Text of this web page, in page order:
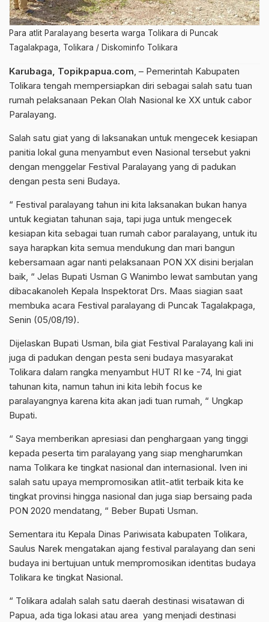
Para atlit Paralayang beserta warga Tolikara di Puncak
Tagalakpaga, Tolikara / Diskominfo Tolikara
Karubaga, Topikpapua.com, – Pemerintah Kabupaten
Tolikara tengah mempersiapkan diri sebagai salah satu tuan
rumah pelaksanaan Pekan Olah Nasional ke XX untuk cabor
Paralayang.
Salah satu giat yang di laksanakan untuk mengecek kesiapan
panitia lokal guna menyambut even Nasional tersebut yakni
dengan menggelar Festival Paralayang yang di padukan
dengan pesta seni Budaya.
“ Festival paralayang tahun ini kita laksanakan bukan hanya
untuk kegiatan tahunan saja, tapi juga untuk mengecek
kesiapan kita sebagai tuan rumah cabor paralayang, untuk itu
saya harapkan kita semua mendukung dan mari bangun
kebersamaan agar nanti pelaksanaan PON XX disini berjalan
baik, “ Jelas Bupati Usman G Wanimbo lewat sambutan yang
dibacakanoleh Kepala Inspektorat Drs. Maas siagian saat
membuka acara Festival paralayang di Puncak Tagalakpaga,
Senin (05/08/19).
Dijelaskan Bupati Usman, bila giat Festival Paralayang kali ini
juga di padukan dengan pesta seni budaya masyarakat
Tolikara dalam rangka menyambut HUT RI ke -74, Ini giat
tahunan kita, namun tahun ini kita lebih focus ke
paralayangnya karena kita akan jadi tuan rumah, “ Ungkap
Bupati.
“ Saya memberikan apresiasi dan penghargaan yang tinggi
kepada peserta tim paralayang yang siap mengharumkan
nama Tolikara ke tingkat nasional dan internasional. Iven ini
salah satu upaya mempromosikan atlit-atlit terbaik kita ke
tingkat provinsi hingga nasional dan juga siap bersaing pada
PON 2020 mendatang, “ Beber Bupati Usman.
Sementara itu Kepala Dinas Pariwisata kabupaten Tolikara,
Saulus Narek mengatakan ajang festival paralayang dan seni
budaya ini bertujuan untuk mempromosikan identitas budaya
Tolikara ke tingkat Nasional.
“ Tolikara adalah salah satu daerah destinasi wisatawan di
Papua, ada tiga lokasi atau area yang menjadi destinasi